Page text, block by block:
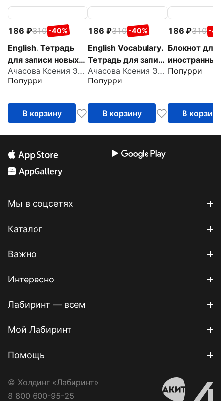
186 310 -40%
English. Тетрадь
для записи новых
слов
Ачасова Ксения Эдгардовна
Попурри
В корзину
186 310 -40%
English Vocabulary.
Тетрадь для записи
слов
Ачасова Ксения Эдгардовна
Попурри
В корзину
186 310 -
Блокнот для
Цветы
Попурри
В корзину
Мы в соцсетях
Каталог
Важно
Интересно
Лабиринт — всем
Мой Лабиринт
Помощь
© Холдинг «Лабиринт»
8 800 600-95-25